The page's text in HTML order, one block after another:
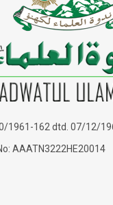
1961-162 dtd. 07/12/
AAATN3222HE20014